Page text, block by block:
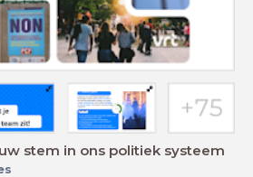
stem in ons politiek systeem